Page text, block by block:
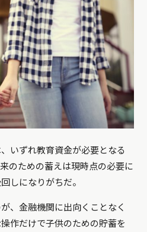
いずれ教育資金が必要となる
のための蓄えは現時点の必要に
しになりがちだ。
、金融機関に出向くことなく
作だけで子供のための貯蓄を